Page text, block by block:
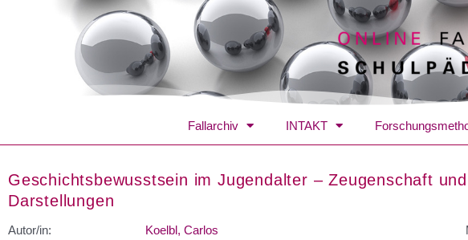
Fallarchiv INTAKT
Geschichtsbewusstsein im Jugendalter – Zeugenschaft
Darstellungen
Autor/in:
Koelbl, Carlos